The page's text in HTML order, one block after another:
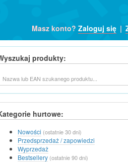
Masz konto? Zaloguj się |
produkty:
hurtowe:
Nowości (ostatnie 30 dni)
Przedsprzedaż / zapowiedzi
Wyprzedaż
Bestsellery (ostatnie 90 dni)